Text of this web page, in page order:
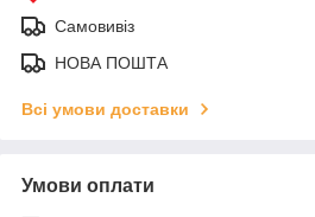
Самовивіз
НОВА ПОШТА
Всі умови доставки
Умови оплати